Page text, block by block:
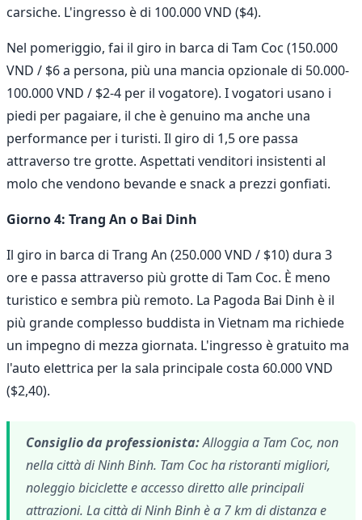
carsiche. L'ingresso è di 100.000 VND ($4).
Nel pomeriggio, fai il giro in barca di Tam Coc (150.000
VND / $6 a persona, più una mancia opzionale di 50.000-
100.000 VND / $2-4 per il vogatore). I vogatori usano i
piedi per pagaiare, il che è genuino ma anche una
performance per i turisti. Il giro di 1,5 ore passa
attraverso tre grotte. Aspettati venditori insistenti al
molo che vendono bevande e snack a prezzi gonfiati.
Giorno 4: Trang An o Bai Dinh
Il giro in barca di Trang An (250.000 VND / $10) dura 3
ore e passa attraverso più grotte di Tam Coc. È meno
turistico e sembra più remoto. La Pagoda Bai Dinh è il
più grande complesso buddista in Vietnam ma richiede
un impegno di mezza giornata. L'ingresso è gratuito ma
l'auto elettrica per la sala principale costa 60.000 VND
($2,40).
Consiglio da professionista:Alloggia a Tam Coc, non
nella città di Ninh Binh. Tam Coc ha ristoranti migliori,
noleggio biciclette e accesso diretto alle principali
attrazioni. La città di Ninh Binh è a 7 km di distanza e